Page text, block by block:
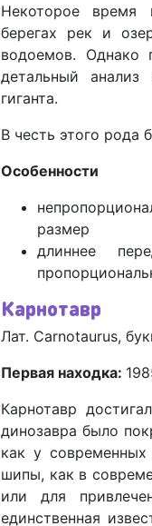
Некоторое время
берегах рек и
водоемов. Однако
детальный
гиганта.
В честь этого рода
Особенности
размер
длиннее
Карнотавр
Лат. Carnotaurus,
Первая находка:
Карнотавр
динозавра было
как у
шипы, как в
или для
единственная